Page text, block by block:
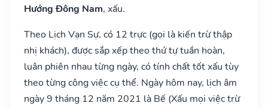
Hướng Đông Nam, xấu.
Theo Lịch Vạn Sự, có 12 trực (gọi là kiến trừ thập
nhị khách), được sắp xếp theo thứ tự tuần hoàn,
luân phiên nhau từng ngày, có tính chất tốt xấu tùy
theo từng công việc cụ thể. Ngày hôm nay, lịch âm
ngày 9 tháng 12 năm 2021 là Bế (Xấu mọi việc trừ